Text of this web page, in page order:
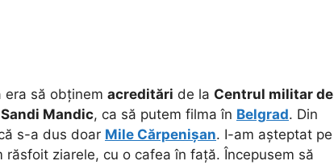
era să obținem acreditări de la Centrul militar de
Sandi Mandic, ca să putem filma în Belgrad. Din
s-a dus doar Mile Cărpenișan. I-am așteptat pe
răsfoit ziarele, cu o cafea în față. Începusem să